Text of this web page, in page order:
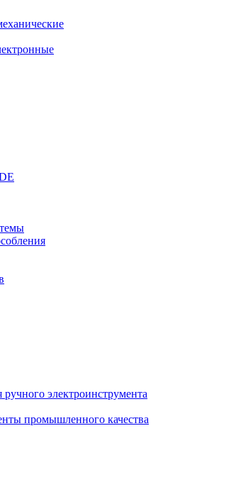
электроинструмента
промышленного качества